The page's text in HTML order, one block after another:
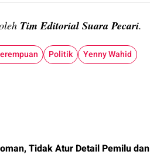
Tim Editorial Suara Pecari.
Politik Yenny Wahid
Tidak Atur Detail Pemilu dan